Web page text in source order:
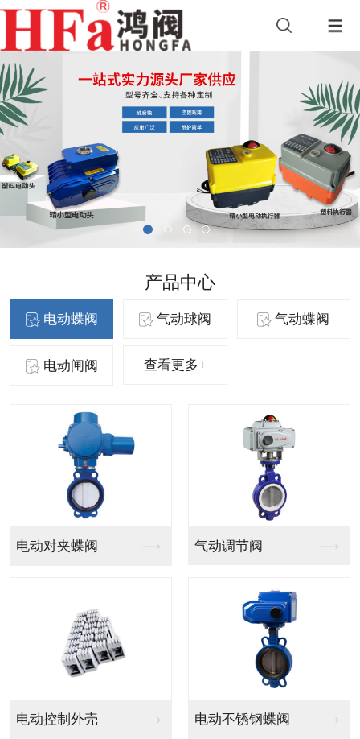
产品中心
电动蝶阀 气动球阀 气动蝶阀
电动闸阀 查看更多+
气动法兰球阀 气动PVC球阀
气动V型法兰调节球阀 气动PPH球阀